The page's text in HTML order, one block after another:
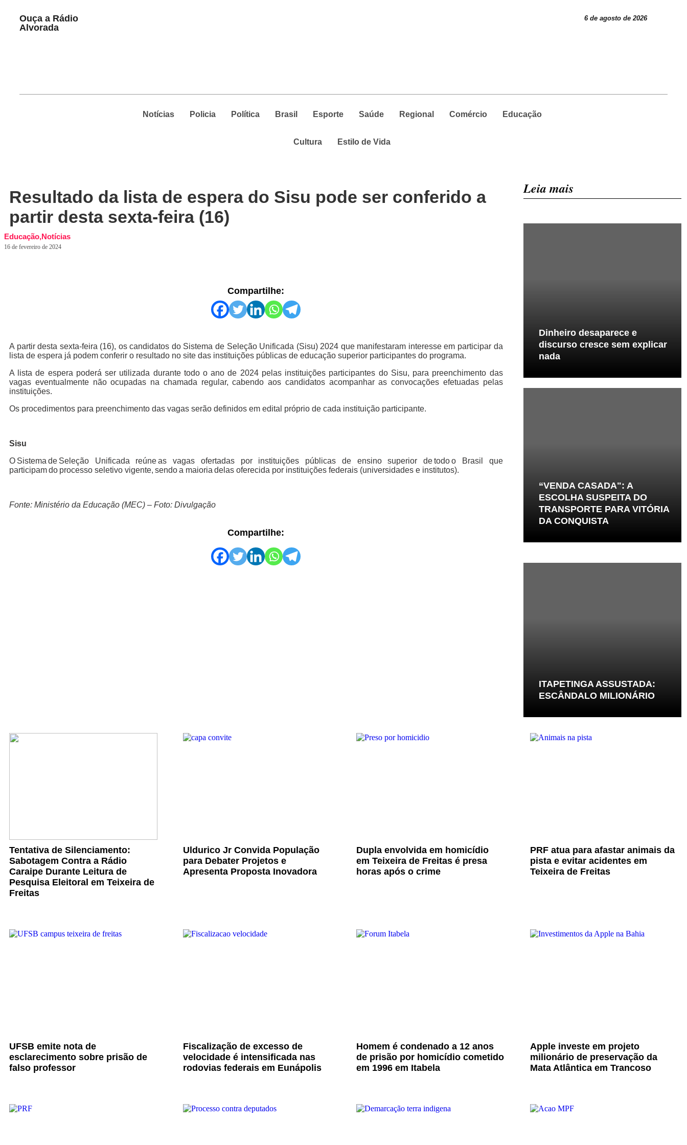
Ouça a Rádio
Alvorada
6 de agosto de 2026
Notícias Policia Política Brasil Esporte Saúde Regional Comércio Educação
Cultura Estilo de Vida
Resultado da lista de espera do Sisu pode ser conferido a
partir desta sexta-feira (16)
Educação,Notícias
16 de fevereiro de 2024
Compartilhe:
A partir desta sexta-feira (16), os candidatos do Sistema de Seleção Unificada (Sisu) 2024 que manifestaram interesse em participar da
lista de espera já podem conferir o resultado no site das instituições públicas de educação superior participantes do programa.
A lista de espera poderá ser utilizada durante todo o ano de 2024 pelas instituições participantes do Sisu, para preenchimento das
vagas eventualmente não ocupadas na chamada regular, cabendo aos candidatos acompanhar as convocações efetuadas pelas
instituições.
Os procedimentos para preenchimento das vagas serão definidos em edital próprio de cada instituição participante.
Sisu
O Sistema de Seleção Unificada reúne as vagas ofertadas por instituições públicas de ensino superior de todo o Brasil que
participam do processo seletivo vigente, sendo a maioria delas oferecida por instituições federais (universidades e institutos).
Fonte: Ministério da Educação (MEC) – Foto: Divulgação
Compartilhe:
Leia mais
Dinheiro desaparece e
discurso cresce sem explicar
nada
“VENDA CASADA": A
ESCOLHA SUSPEITA DO
TRANSPORTE PARA VITÓRIA
DA CONQUISTA
ITAPETINGA ASSUSTADA:
ESCÂNDALO MILIONÁRIO
Tentativa de Silenciamento:
Sabotagem Contra a Rádio
Caraipe Durante Leitura de
Pesquisa Eleitoral em Teixeira de
Freitas
Uldurico Jr Convida População
para Debater Projetos e
Apresenta Proposta Inovadora
Dupla envolvida em homicídio
em Teixeira de Freitas é presa
horas após o crime
PRF atua para afastar animais da
pista e evitar acidentes em
Teixeira de Freitas
UFSB emite nota de
esclarecimento sobre prisão de
falso professor
Fiscalização de excesso de
velocidade é intensificada nas
rodovias federais em Eunápolis
Homem é condenado a 12 anos
de prisão por homicídio cometido
em 1996 em Itabela
Apple investe em projeto
milionário de preservação da
Mata Atlântica em Trancoso